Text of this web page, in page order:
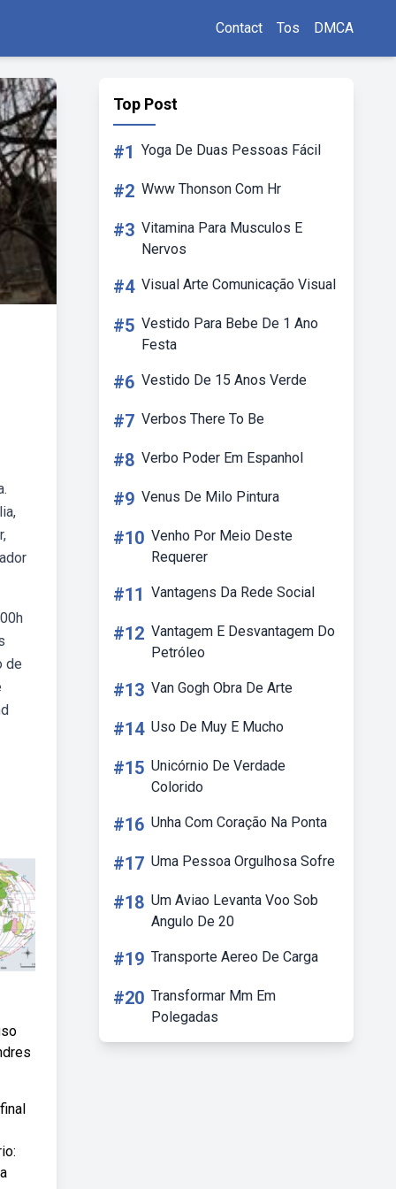
Contact Tos DMCA
de
Top Post
#1 Yoga De Duas Pessoas Fácil
#2 Www Thonson Com Hr
#3 Vitamina Para Musculos E
Nervos
#4 Visual Arte Comunicação Visual
#5 Vestido Para Bebe De 1 Ano
Festa
#6 Vestido De 15 Anos Verde
#7 Verbos There To Be
#8 Verbo Poder Em Espanhol
#9 Venus De Milo Pintura
#10 Venho Por Meio Deste
Requerer
#11 Vantagens Da Rede Social
#12 Vantagem E Desvantagem Do
Petróleo
#13 Van Gogh Obra De Arte
#14 Uso De Muy E Mucho
#15 Unicórnio De Verdade
Colorido
#16 Unha Com Coração Na Ponta
#17 Uma Pessoa Orgulhosa Sofre
#18 Um Aviao Levanta Voo Sob
Angulo De 20
#19 Transporte Aereo De Carga
#20 Transformar Mm Em
Polegadas